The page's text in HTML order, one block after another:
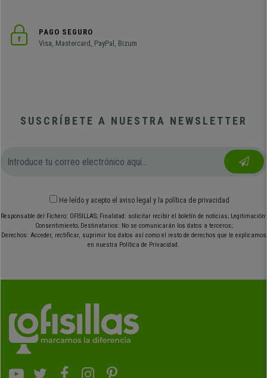
PAGO SEGURO
Visa, Mastercard, PayPal, Bizum
SUSCRÍBETE A NUESTRA NEWSLETTER
He leído y acepto el aviso legal y la política de privacidad
Responsable del Fichero: OFISILLAS; Finalidad: solicitar recibir el boletín de noticias; Legitimación:
Consentimiento; Destinatarios: No se comunicarán los datos a terceros;
Derechos: Acceder, rectificar, suprimir los datos así como el resto de derechos que le explicamos
en nuestra Política de Privacidad.